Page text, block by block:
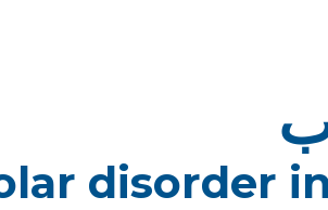
disorder